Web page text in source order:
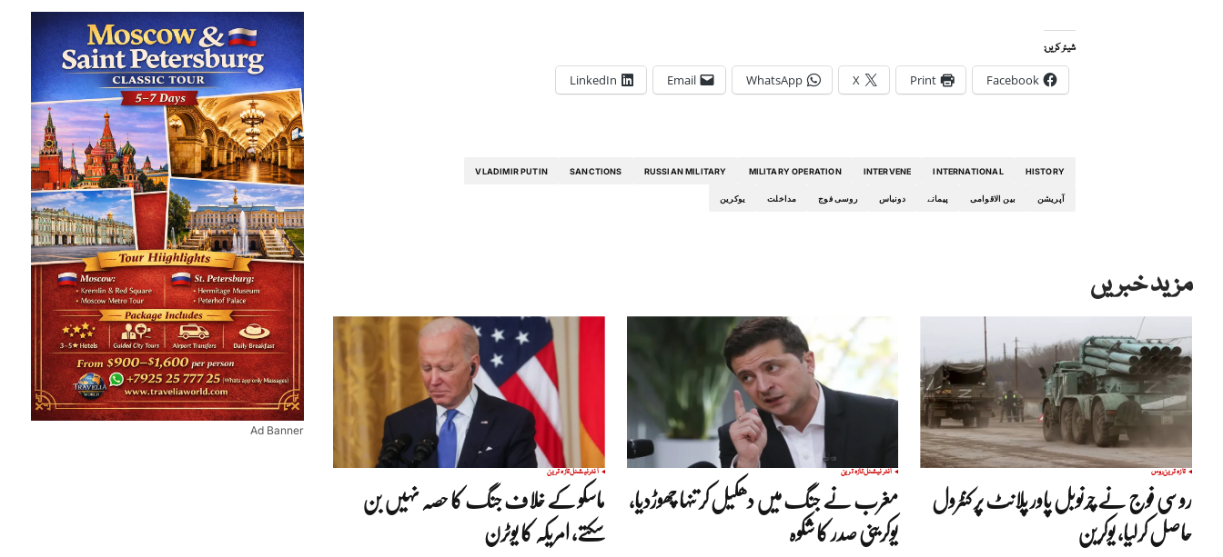
شیئر کریں:
Facebook
Print
X
WhatsApp
Email
LinkedIn
HISTORY
INTERNATIONAL
INTERVENE
MILITARY OPERATION
RUSSIAN MILITARY
SANCTIONS
VLADIMIR PUTIN
آپریشن بین الاقوامی پیمانے دونباس روسی فوج مداخلت یوکرین
مزید خبریں
تازہ ترینروس
روسی فوج نے چرنوبل پاور پلانٹ پر کنٹرول
حاصل کرلیا، یوکرین
انٹرنیشنلتازہ ترین
مغرب نے جنگ میں دھکیل کر تنہا چھوڑدیا،
یوکرینی صدر کا شکوہ
انٹرنیشنلتازہ ترین
ماسکو کے خلاف جنگ کا حصہ نہیں بن
سکتے، امریکہ کا یوٹرن
Ad Banner